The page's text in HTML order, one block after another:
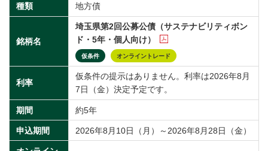
種類 地方債
銘柄名
埼玉県第2回公募公債（サステナビリティボン
ド・5年・個人向け）
仮条件 オンライントレード
利率
仮条件の提示はありません。利率は2026年8月
7日（金）決定予定です。
期間 約5年
申込期間 2026年8月10日（月）～2026年8月28日（金）